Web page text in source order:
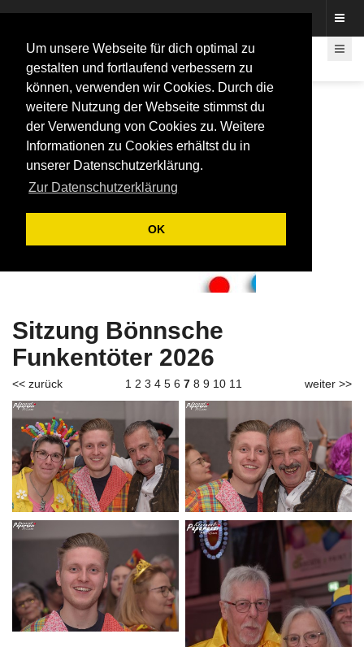
Um unsere Webseite für dich optimal zu
gestalten und fortlaufend verbessern zu
können, verwenden wir Cookies. Durch die
weitere Nutzung der Webseite stimmst du
der Verwendung von Cookies zu. Weitere
Informationen zu Cookies erhältst du in
unserer Datenschutzerklärung.
Zur Datenschutzerklärung
OK
Sitzung Bönnsche
Funkentöter 2026
<< zurück 1 2 3 4 5 6 7 8 9 10 11 weiter >>